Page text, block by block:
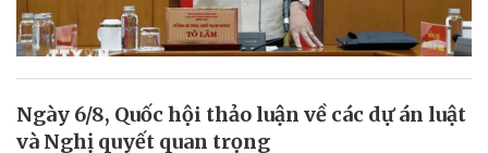
Ngày 6/8, Quốc hội thảo luận về các dự án luật
và Nghị quyết quan trọng